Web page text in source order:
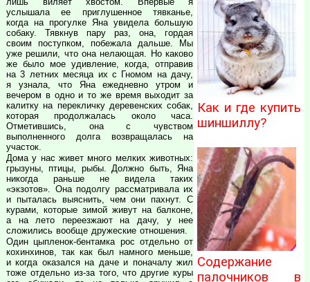
услышала ее приглушенное тявканье,
когда на прогулке Яна увидела большую
собаку. Тявкнув пару раз, она, гордая
своим поступком, побежала дальше. Мы
уже решили, что она нелающая. Но каково
же было мое удивление, когда, отправив
на 3 летних месяца их с Гномом на дачу,
я узнала, что Яна ежедневно утром и
вечером в одно и то же время выходит за
калитку на перекличку деревенских собак,
которая продолжалась около часа.
Отметившись, она с чувством
выполненного долга возвращалась на
участок.
Дома у нас живет много мелких животных:
грызуны, птицы, рыбы. Должно быть, Яна
никогда раньше не видела таких
«экзотов». Она подолгу рассматривала их
и пыталась выяснить, чем они пахнут. С
курами, которые зимой живут на балконе,
а на лето переезжают на дачу, у нее
сложились вообще дружеские отношения.
Один цыпленок-бентамка рос отдельно от
кохинхинов, так как был намного меньше,
и когда оказался на даче и поначалу жил
тоже отдельно из-за того, что другие куры
Как и где купить
шиншиллу?
Содержание
палочников в